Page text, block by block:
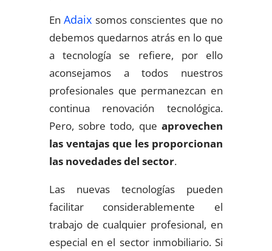
EnAdaix somos conscientes que no
debemos quedarnos atrás en lo que
a tecnología se refiere, por ello
aconsejamos a todos nuestros
profesionales que permanezcan en
continua renovación tecnológica.
Pero, sobre todo, queaprovechen
las ventajas que les proporcionan
las novedades del sector.
Las nuevas tecnologías pueden
facilitar considerablemente el
trabajo de cualquier profesional, en
especial en el sector inmobiliario. Si